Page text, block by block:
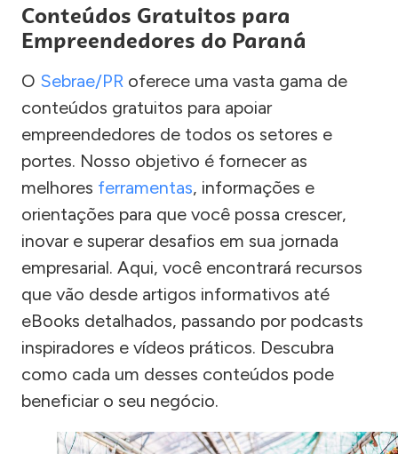
Conteúdos Gratuitos para
Empreendedores do Paraná
O Sebrae/PR oferece uma vasta gama de
conteúdos gratuitos para apoiar
empreendedores de todos os setores e
portes. Nosso objetivo é fornecer as
melhores ferramentas, informações e
orientações para que você possa crescer,
inovar e superar desafios em sua jornada
empresarial. Aqui, você encontrará recursos
que vão desde artigos informativos até
eBooks detalhados, passando por podcasts
inspiradores e vídeos práticos. Descubra
como cada um desses conteúdos pode
beneficiar o seu negócio.